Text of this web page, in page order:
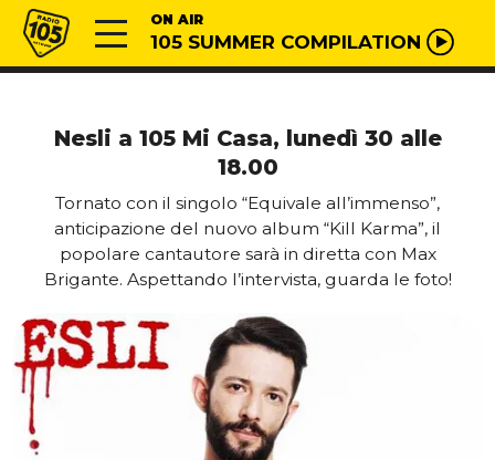
Vai al contenuto
Radio 105 ON AIR
105 SUMMER COMPILATION
Nesli a 105 Mi Casa, lunedì 30 alle
18.00
Tornato con il singolo “Equivale all’immenso”,
anticipazione del nuovo album “Kill Karma”, il
popolare cantautore sarà in diretta con Max
Brigante. Aspettando l’intervista, guarda le foto!